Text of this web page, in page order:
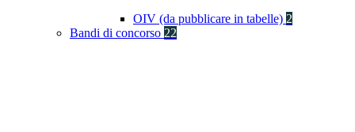
OIV (da pubblicare in tabelle) 2
Bandi di concorso 22